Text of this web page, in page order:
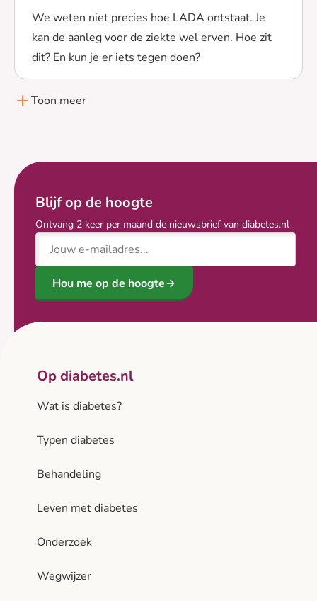
We weten niet precies hoe LADA ontstaat. Je
kan de aanleg voor de ziekte wel erven. Hoe zit
dit? En kun je er iets tegen doen?
Lees meer over Is LADA erfelijk?
Toon meer
Blijf op de hoogte
Ontvang 2 keer per maand de nieuwsbrief van diabetes.nl
E-mailadres
Hou me op de hoogte
Op diabetes.nl
Wat is diabetes?
Typen diabetes
Behandeling
Leven met diabetes
Onderzoek
Wegwijzer